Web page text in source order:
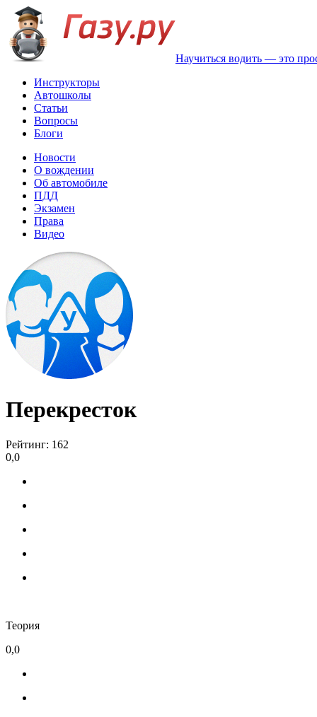
Научиться водить — это
Инструкторы
Автошколы
Статьи
Вопросы
Блоги
Новости
О вождении
Об автомобиле
ПДД
Экзамен
Права
Видео
Перекресток
Рейтинг: 162
0,0
Теория
0,0